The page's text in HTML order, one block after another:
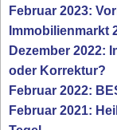
Februar 2023:
Immobilienmarkt
Dezember 2022:
oder Korrektur?
Februar 2022:
Februar 2021: